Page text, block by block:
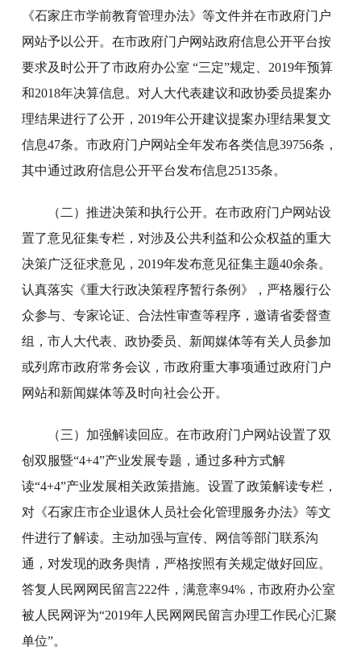
《石家庄市学前教育管理办法》等文件并在市政府门户
网站予以公开。在市政府门户网站政府信息公开平台按
要求及时公开了市政府办公室 “三定”规定、2019年预算
和2018年决算信息。对人大代表建议和政协委员提案办
理结果进行了公开，2019年公开建议提案办理结果复文
信息47条。市政府门户网站全年发布各类信息39756条，
其中通过政府信息公开平台发布信息25135条。
（二）推进决策和执行公开。在市政府门户网站设
置了意见征集专栏，对涉及公共利益和公众权益的重大
决策广泛征求意见，2019年发布意见征集主题40余条。
认真落实《重大行政决策程序暂行条例》，严格履行公
众参与、专家论证、合法性审查等程序，邀请省委督查
组，市人大代表、政协委员、新闻媒体等有关人员参加
或列席市政府常务会议，市政府重大事项通过政府门户
网站和新闻媒体等及时向社会公开。
（三）加强解读回应。在市政府门户网站设置了双
创双服暨“4+4”产业发展专题，通过多种方式解
读“4+4”产业发展相关政策措施。设置了政策解读专栏，
对《石家庄市企业退休人员社会化管理服务办法》等文
件进行了解读。主动加强与宣传、网信等部门联系沟
通，对发现的政务舆情，严格按照有关规定做好回应。
答复人民网网民留言222件，满意率94%，市政府办公室
被人民网评为“2019年人民网网民留言办理工作民心汇聚
单位”。